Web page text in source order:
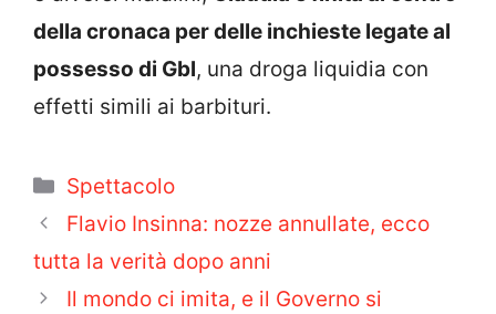
della cronaca per delle inchieste legate al
possesso di Gbl, una droga liquidia con
effetti simili ai barbituri.
Categorie
Spettacolo
Flavio Insinna: nozze annullate, ecco
tutta la verità dopo anni
Il mondo ci imita, e il Governo si